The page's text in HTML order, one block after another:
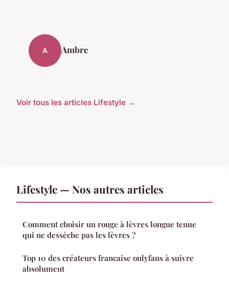
A Ambre
Voir tous les articles Lifestyle →
Lifestyle — Nos autres articles
Comment choisir un rouge à lèvres longue tenue
qui ne dessèche pas les lèvres ?
Top 10 des créateurs francaise onlyfans à suivre
absolument